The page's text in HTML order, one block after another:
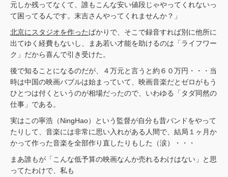
元しか残ってなくて、誰もこんな安い値段じゃやってくれないっ
て困ってるんです。末吉さんやってくれませんか？」
北京にスタジオを作ったばかりで、そこで録音すれば別に他所に
出てゆく経費もないし、まあ若い才能を助けるのは「ライフワー
ク」だから喜んで引き受けた。
後で知ることになるのだが、４万元と言うと約６０万円・・・当
時は中国の映画バブルは始まっていて、映画音楽だとゼロがもう
ひとつは付くというのが相場だったので、いわゆる「タダ同然の
仕事」である。
実はこの寧浩（NingHao）という監督が自分も昔バンドをやって
たりして、音楽には非常に思い入れがある人間で、結局１ヶ月か
かって作った音楽を全部作り直したりもした（涙）・・・
まあ誰もが「こんな低予算の映画なんか売れるわけはない」と思
ってたわけで、私も